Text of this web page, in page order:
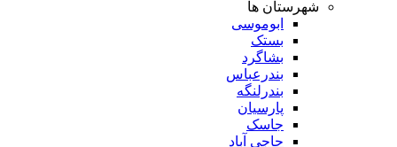
شهرستان ها
ابوموسی
بستک
بشاگرد
بندرعباس
بندرلنگه
پارسیان
جاسک
حاجی آباد